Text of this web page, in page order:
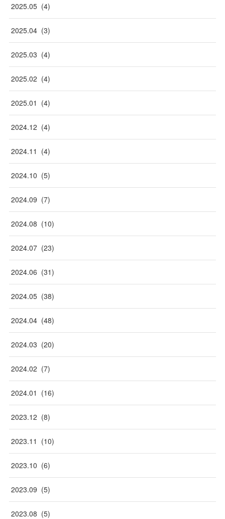
2025.05 (4)
2025.04 (3)
2025.03 (4)
2025.02 (4)
2025.01 (4)
2024.12 (4)
2024.11 (4)
2024.10 (5)
2024.09 (7)
2024.08 (10)
2024.07 (23)
2024.06 (31)
2024.05 (38)
2024.04 (48)
2024.03 (20)
2024.02 (7)
2024.01 (16)
2023.12 (8)
2023.11 (10)
2023.10 (6)
2023.09 (5)
2023.08 (5)